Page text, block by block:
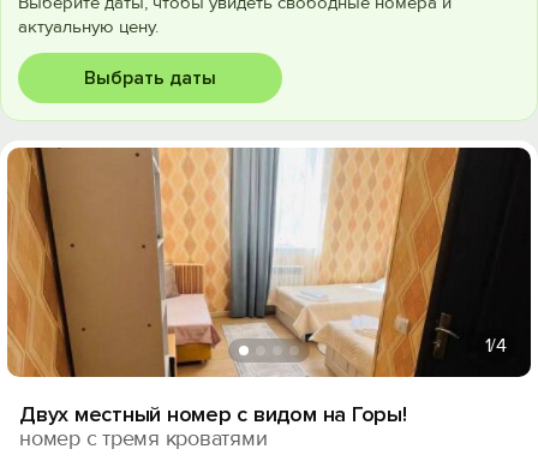
актуальную цену.
Выбрать даты
1/4
Двух местный номер с видом на Горы!
номер с тремя кроватями